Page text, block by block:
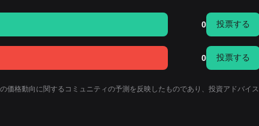
0 投票する
0 投票する
格動向に関するコミュニティの予測を反映したものであり、投資アドバイス